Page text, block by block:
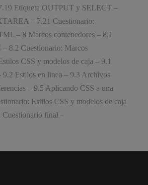
Etiqueta OUTPUT y SELECT –
– 7.21 Cuestionario:
– 8 Marcos contenedores – 8.1
8.2 Cuestionario: Marcos
CSS y modelos de caja – 9.1
9.2 Estilos en linea – 9.3 Archivos
– 9.5 Aplicando CSS a una
Estilos CSS y modelos de caja
Cuestionario final –